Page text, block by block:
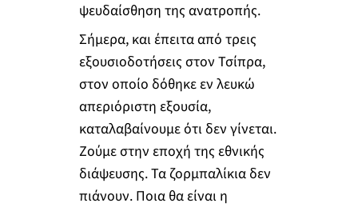
ψευδαίσθηση της ανατροπής.
Σήμερα, και έπειτα από τρεις
εξουσιοδοτήσεις στον Τσίπρα,
στον οποίο δόθηκε εν λευκώ
απεριόριστη εξουσία,
καταλαβαίνουμε ότι δεν γίνεται.
Ζούμε στην εποχή της εθνικής
διάψευσης. Τα ζορμπαλίκια δεν
πιάνουν. Ποια θα είναι η